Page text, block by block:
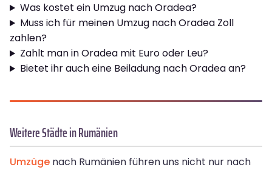
Was kostet ein Umzug nach Oradea?
Muss ich für meinen Umzug nach Oradea Zoll
zahlen?
Zahlt man in Oradea mit Euro oder Leu?
Bietet ihr auch eine Beiladung nach Oradea an?
Weitere Städte in Rumänien
Umzüge nach Rumänien führen uns nicht nur nach